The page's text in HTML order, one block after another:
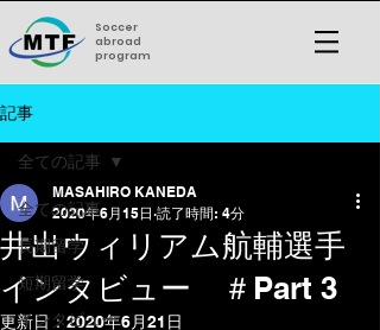
Soccer
abroad
program
記事
全ての記事
長期留学
短期留学
インタビュー
全ての記事
井出ウィリアム航輔選手
インタビュー ＃Part 3
MASAHIRO KANEDA
2020年6月15日 読了時間: 4分
更新日：2020年6月21日